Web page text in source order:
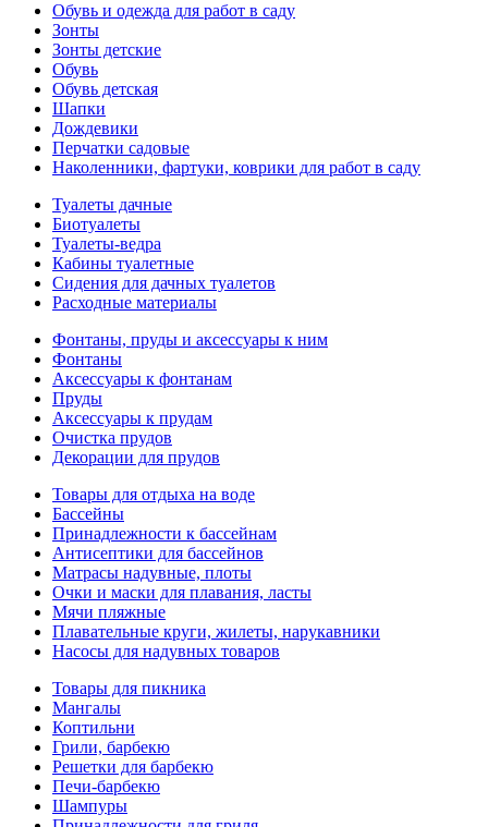
Обувь и одежда для работ в саду
Зонты
Зонты детские
Обувь
Обувь детская
Шапки
Дождевики
Перчатки садовые
Наколенники, фартуки, коврики для работ в саду
Туалеты дачные
Биотуалеты
Туалеты-ведра
Кабины туалетные
Сидения для дачных туалетов
Расходные материалы
Фонтаны, пруды и аксессуары к ним
Фонтаны
Аксессуары к фонтанам
Пруды
Аксессуары к прудам
Очистка прудов
Декорации для прудов
Товары для отдыха на воде
Бассейны
Принадлежности к бассейнам
Антисептики для бассейнов
Матраcы надувные, плоты
Очки и маски для плавания, ласты
Мячи пляжные
Плавательные круги, жилеты, нарукавники
Насосы для надувных товаров
Товары для пикника
Мангалы
Коптильни
Грили, барбекю
Решетки для барбекю
Печи-барбекю
Шампуры